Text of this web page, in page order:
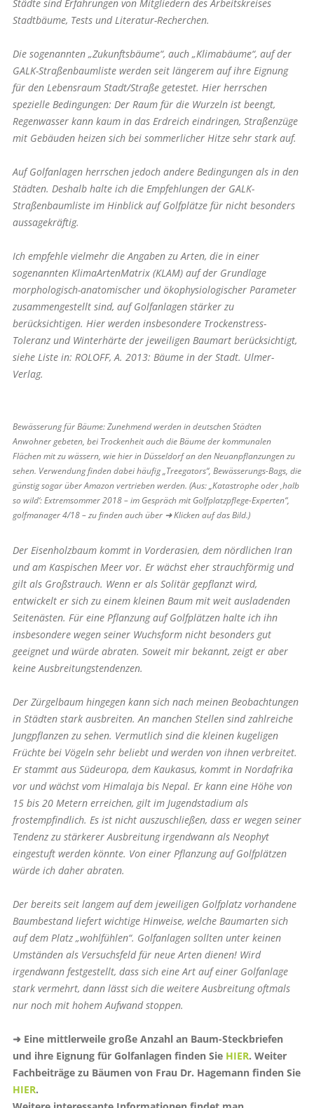
Städte sind Erfahrungen von Mitgliedern des Arbeitskreises
Stadtbäume, Tests und Literatur-Recherchen.
Die sogenannten „Zukunftsbäume“, auch „Klimabäume“, auf der
GALK-Straßenbaumliste werden seit längerem auf ihre Eignung
für den Lebensraum Stadt/Straße getestet. Hier herrschen
spezielle Bedingungen: Der Raum für die Wurzeln ist beengt,
Regenwasser kann kaum in das Erdreich eindringen, Straßenzüge
mit Gebäuden heizen sich bei sommerlicher Hitze sehr stark auf.
Auf Golfanlagen herrschen jedoch andere Bedingungen als in den
Städten. Deshalb halte ich die Empfehlungen der GALK-
Straßenbaumliste im Hinblick auf Golfplätze für nicht besonders
aussagekräftig.
Ich empfehle vielmehr die Angaben zu Arten, die in einer
sogenannten KlimaArtenMatrix (KLAM) auf der Grundlage
morphologisch-anatomischer und ökophysiologischer Parameter
zusammengestellt sind, auf Golfanlagen stärker zu
berücksichtigen. Hier werden insbesondere Trockenstress-
Toleranz und Winterhärte der jeweiligen Baumart berücksichtigt,
siehe Liste in: ROLOFF, A. 2013: Bäume in der Stadt. Ulmer-
Verlag.
Bewässerung für Bäume: Zunehmend werden in deutschen Städten
Anwohner gebeten, bei Trockenheit auch die Bäume der kommunalen
Flächen mit zu wässern, wie hier in Düsseldorf an den Neuanpflanzungen zu
sehen. Verwendung finden dabei häufig „Treegators“, Bewässerungs-Bags, die
günstig sogar über Amazon vertrieben werden. (Aus: „Katastrophe oder ‚halb
so wild‘: Extremsommer 2018 – im Gespräch mit Golfplatzpflege-Experten“,
golfmanager 4/18 – zu finden auch über ➜ Klicken auf das Bild.)
Der Eisenholzbaum kommt in Vorderasien, dem nördlichen Iran
und am Kaspischen Meer vor. Er wächst eher strauchförmig und
gilt als Großstrauch. Wenn er als Solitär gepflanzt wird,
entwickelt er sich zu einem kleinen Baum mit weit ausladenden
Seiten­ästen. Für eine Pflanzung auf Golfplätzen halte ich ihn
insbesondere wegen seiner Wuchsform nicht besonders gut
geeignet und würde abraten. Soweit mir bekannt, zeigt er aber
keine Ausbreitungstendenzen.
Der Zürgelbaum hingegen kann sich nach meinen Beobachtungen
in Städten stark ausbreiten. An manchen Stellen sind zahlreiche
Jungpflanzen zu sehen. Vermutlich sind die kleinen kugeligen
Früchte bei Vögeln sehr beliebt und werden von ihnen verbreitet.
Er stammt aus Südeuropa, dem Kaukasus, kommt in Nordafrika
vor und wächst vom Hima­laja bis Nepal. Er kann eine Höhe von
15 bis 20 Metern erreichen, gilt im Jugendstadium als
frostempfindlich. Es ist nicht auszuschließen, dass er wegen seiner
Tendenz zu stärkerer Ausbreitung irgendwann als Neophyt
eingestuft werden könnte. Von einer Pflanzung auf Golfplätzen
würde ich daher abraten.
Der bereits seit langem auf dem jeweiligen Golfplatz vorhandene
Baumbestand liefert wichtige Hinweise, welche Baumarten sich
auf dem Platz „wohlfühlen“. Golfanlagen sollten unter keinen
Umständen als Versuchsfeld für neue Arten dienen! Wird
irgendwann festgestellt, dass sich eine Art auf einer Golfanlage
stark vermehrt, dann lässt sich die weitere Ausbreitung oftmals
nur noch mit hohem Aufwand stoppen.
➜ Eine mittlerweile große Anzahl an Baum-Steckbriefen
und ihre Eignung für Golfanlagen finden Sie HIER. Weiter
Fachbeiträge zu Bäumen von Frau Dr. Hagemann finden Sie
HIER.